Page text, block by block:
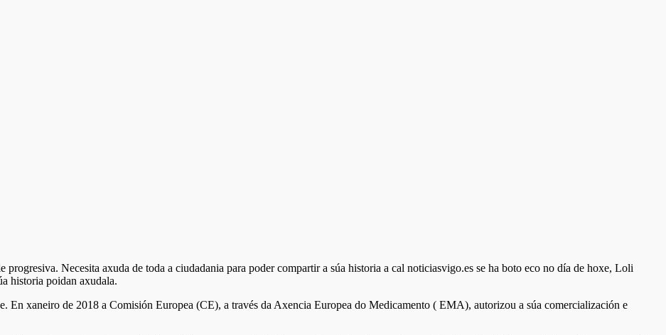
Necesita axuda de toda a ciudadania para poder compartir a súa historia a cal noticiasvigo.es se ha boto eco no día de hoxe, Loli
historia poidan axudala.
En xaneiro de 2018 a Comisión Europea (CE), a través da Axencia Europea do Medicamento ( EMA), autorizou a súa comercialización e